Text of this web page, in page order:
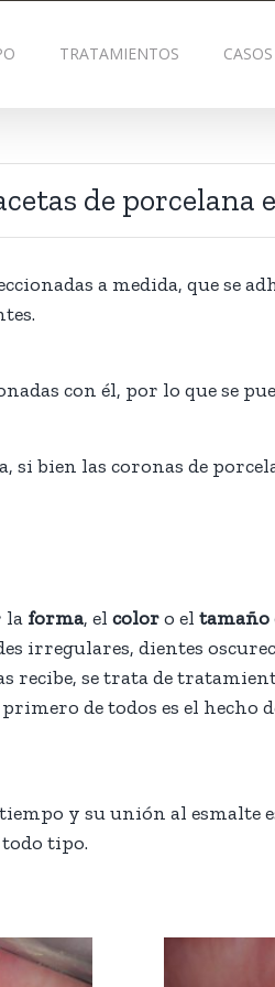
TRATAMIENTOS
de porcelana
a medida, que se
con él, por lo que se
si bien las coronas de
la forma, el coloro el tamaño
irregulares, dientes
recibe, se trata de
de todos es el
y su unión al esmalte
tipo.